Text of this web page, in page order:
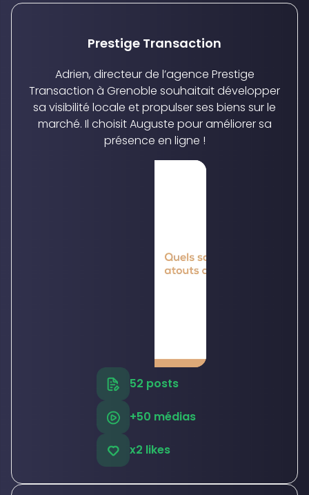
Prestige Transaction
Adrien, directeur de l’agence Prestige
Transaction à Grenoble souhaitait développer
sa visibilité locale et propulser ses biens sur le
marché. Il choisit Auguste pour améliorer sa
présence en ligne !
52 posts
+50 médias
x2 likes